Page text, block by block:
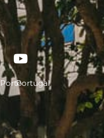
PortoPortugal